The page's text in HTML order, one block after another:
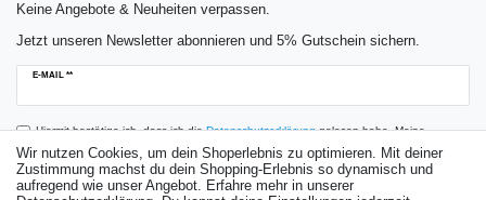
Keine Angebote & Neuheiten verpassen.
Jetzt unseren Newsletter abonnieren und 5% Gutschein sichern.
E-MAIL **
Newsletter
Hiermit bestätige ich, dass ich dieDaten­schutz­erklärunggelesen habe. Meine
Einwilligung kann ich jederzeit widerrufen.**
Wir nutzen Cookies, um dein Shoperlebnis zu optimieren. Mit deiner
Zustimmung machst du dein Shopping-Erlebnis so dynamisch und
aufregend wie unser Angebot. Erfahre mehr in unserer